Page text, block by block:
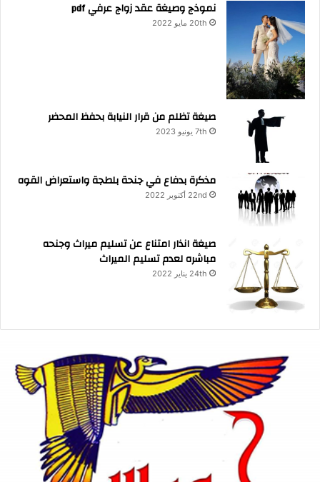
نموذج وصيغة عقد زواج عرفي pdf
20th مايو 2022
صيغة تظلم من قرار النيابة بحفظ المحضر
7th يونيو 2023
مذكرة بدفاع في جنحة بلطجة واستعراض القوه
22nd أكتوبر 2022
صيغة انذار امتناع عن تسليم ميراث وجنحه
مباشره لعدم تسليم الميراث
24th يناير 2022